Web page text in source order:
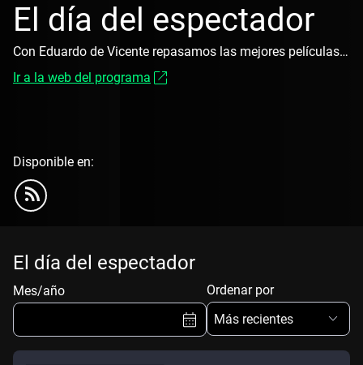
El día del espectador
Con Eduardo de Vicente repasamos las mejores películas de la cartelera.
Ir a la web del programa
Disponible en:
El día del espectador
Mes/año
Ordenar por
Más recientes